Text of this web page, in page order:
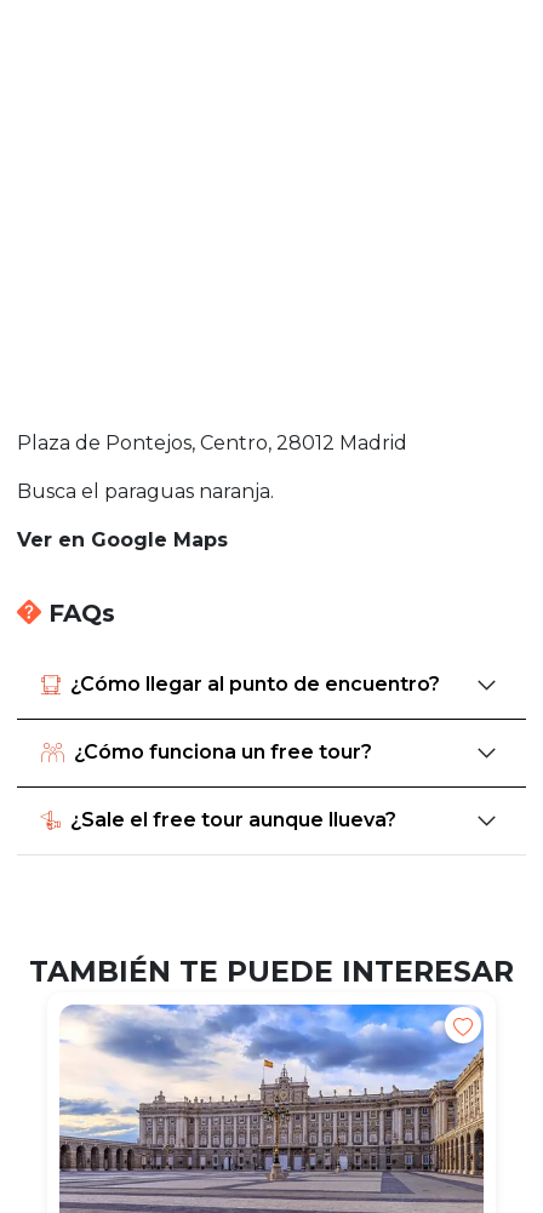
Plaza de Pontejos, Centro, 28012 Madrid
Busca el paraguas naranja.
Ver en Google Maps
FAQs
¿Cómo llegar al punto de encuentro?
¿Cómo funciona un free tour?
¿Sale el free tour aunque llueva?
TAMBIÉN TE PUEDE INTERESAR